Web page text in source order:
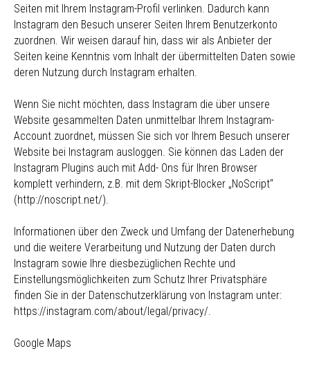
Seiten mit Ihrem Instagram-Profil verlinken. Dadurch kann
Instagram den Besuch unserer Seiten Ihrem Benutzerkonto
zuordnen. Wir weisen darauf hin, dass wir als Anbieter der
Seiten keine Kenntnis vom Inhalt der übermittelten Daten sowie
deren Nutzung durch Instagram erhalten.
Wenn Sie nicht möchten, dass Instagram die über unsere
Website gesammelten Daten unmittelbar Ihrem Instagram-
Account zuordnet, müssen Sie sich vor Ihrem Besuch unserer
Website bei Instagram ausloggen. Sie können das Laden der
Instagram Plugins auch mit Add- Ons für Ihren Browser
komplett verhindern, z.B. mit dem Skript-Blocker „NoScript“
(http://noscript.net/).
Informationen über den Zweck und Umfang der Datenerhebung
und die weitere Verarbeitung und Nutzung der Daten durch
Instagram sowie Ihre diesbezüglichen Rechte und
Einstellungsmöglichkeiten zum Schutz Ihrer Privatsphäre
finden Sie in der Datenschutzerklärung von Instagram unter:
https://instagram.com/about/legal/privacy/.
Google Maps